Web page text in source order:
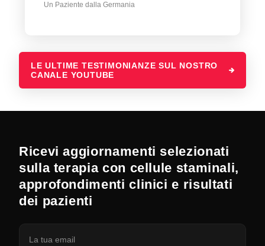
Un Paziente dalla Germania
LE ULTIME TESTIMONIANZE SUL NOSTRO
CANALE YOUTUBE
Ricevi aggiornamenti selezionati
sulla terapia con cellule staminali,
approfondimenti clinici e risultati
dei pazienti